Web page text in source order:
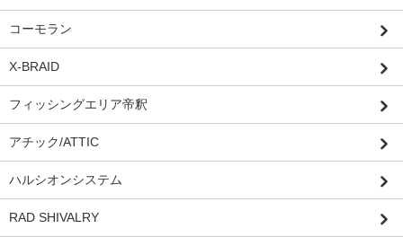
コーモラン
X-BRAID
フィッシングエリア帝釈
アチック/ATTIC
ハルシオンシステム
RAD SHIVALRY